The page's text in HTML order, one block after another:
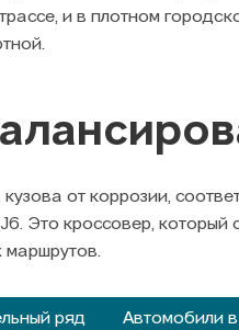
и в плотном
от коррозии,
Это кроссовер,
маршрутов.
ряд Автомобили